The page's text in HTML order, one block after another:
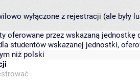
wyłączone z rejestracji (ale były
oferowane przez wskazaną
studentów wskazanej jednostki,
niż polski